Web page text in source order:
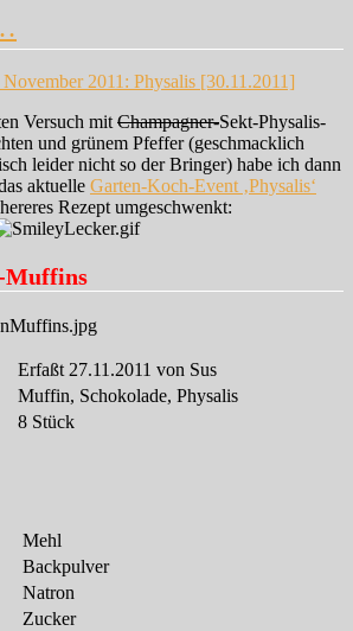
Versuch mit Champagner-Sekt-Physalis-
und grünem Pfeffer (geschmacklich
leider nicht so der Bringer) habe ich dann
aktuelle Garten-Koch-Event ‚Physalis‘
Rezept umgeschwenkt:
Muffins
Erfaßt 27.11.2011 von Sus
Muffin, Schokolade, Physalis
8 Stück
Mehl
Backpulver
Natron
Zucker